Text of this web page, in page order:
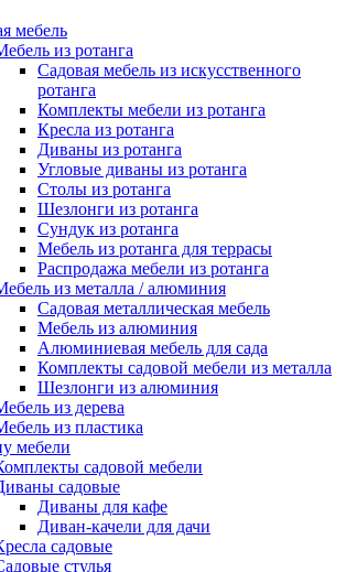
мебель
из ротанга
Садовая мебель из искусственного
ротанга
Комплекты мебели из ротанга
Кресла из ротанга
Диваны из ротанга
Угловые диваны из ротанга
Столы из ротанга
Шезлонги из ротанга
Сундук из ротанга
Мебель из ротанга для террасы
Распродажа мебели из ротанга
из металла / алюминия
Садовая металлическая мебель
Мебель из алюминия
Алюминиевая мебель для сада
Комплекты садовой мебели из металла
Шезлонги из алюминия
из дерева
из пластика
мебели
садовой мебели
садовые
Диваны для кафе
Диван-качели для дачи
садовые
стулья